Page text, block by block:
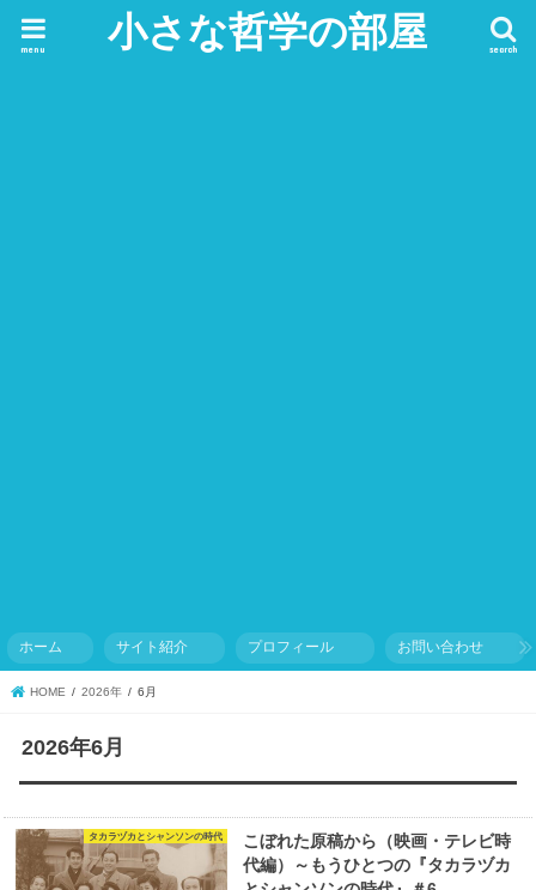
小さな哲学の部屋 search
menu
ホーム サイト紹介 プロフィール お問い合わせ
HOME 2026年 6月
2026年6月
タカラヅカとシャンソンの時代
こぼれた原稿から（映画・テレビ時
代編）～もうひとつの『タカラヅカ